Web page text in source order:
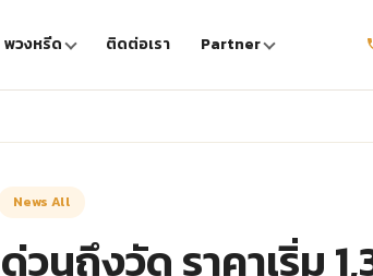
พวงหรีด ติดต่อเรา Partner
News All
นถึงวัด ราคาเริ่ม